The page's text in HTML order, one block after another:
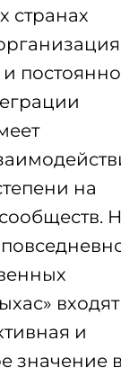
странах
на
входят
и
значение